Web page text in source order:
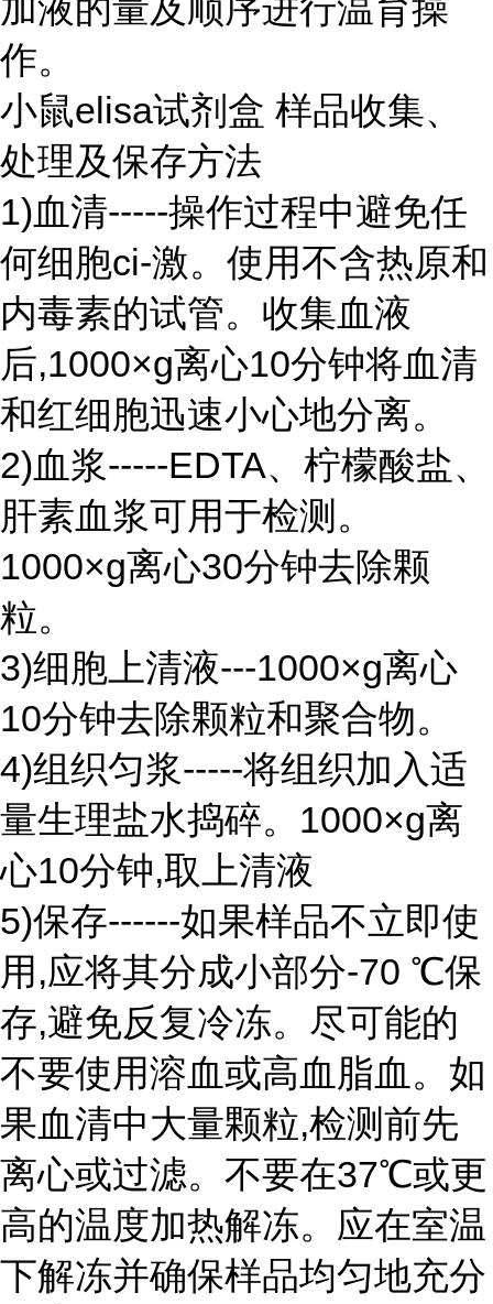
加液的量及顺序进行温育操
作。
小鼠elisa试剂盒 样品收集、
处理及保存方法
1)血清-----操作过程中避免任
何细胞ci-激。使用不含热原和
内毒素的试管。收集血液
后,1000×g离心10分钟将血清
和红细胞迅速小心地分离。
2)血浆-----EDTA、柠檬酸盐、
肝素血浆可用于检测。
1000×g离心30分钟去除颗
粒。
3)细胞上清液---1000×g离心
10分钟去除颗粒和聚合物。
4)组织匀浆-----将组织加入适
量生理盐水捣碎。1000×g离
心10分钟,取上清液
5)保存------如果样品不立即使
用,应将其分成小部分-70 ℃保
存,避免反复冷冻。尽可能的
不要使用溶血或高血脂血。如
果血清中大量颗粒,检测前先
离心或过滤。不要在37℃或更
高的温度加热解冻。应在室温
下解冻并确保样品均匀地充分